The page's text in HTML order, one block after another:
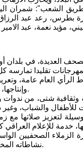
"طريق الشعب":
بطرس، رعد عبد
العديدة، في بلدان
العام عامة،
وإنتاجها، والسعي إلى ادامة التواصل معهم وتطويره.
وثقافية شتى، من
لتعزيز صلاتها مع
الزملاء الصحفيين
نشاطاته المختلفة، آملين أن يعتبروه مهرجانهم هم كذلك.